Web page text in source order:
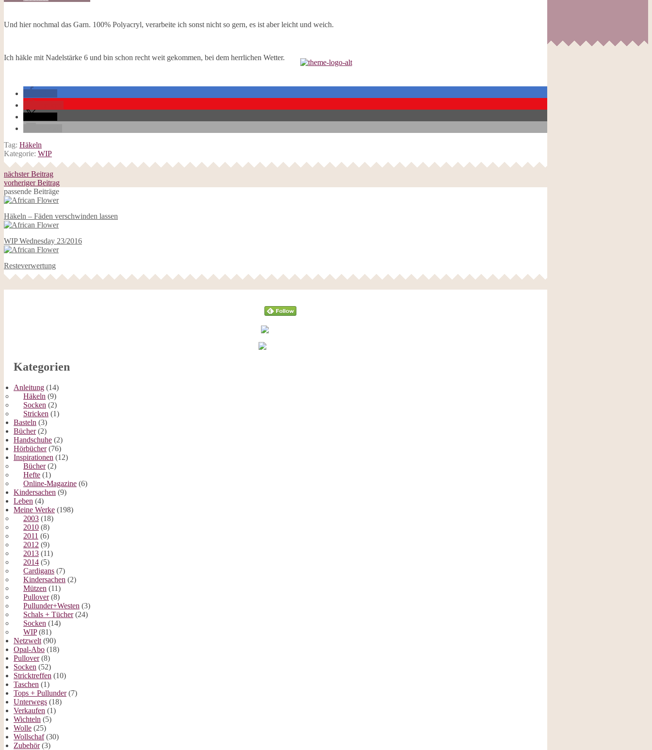
Strickblogs
Und hier nochmal das Garn. 100% Polyacryl, verarbeite ich sonst nicht so gern, es ist aber leicht und weich.
Ich häkle mit Nadelstärke 6 und bin schon recht weit gekommen, bei dem herrlichen Wetter.
Tag: Häkeln
Kategorie: WIP
nächster Beitrag
vorheriger Beitrag
passende Beiträge
Häkeln – Fäden verschwinden lassen
WIP Wednesday 23/2016
Resteverwertung
Kategorien
Anleitung (14)
Häkeln (9)
Socken (2)
Stricken (1)
Basteln (3)
Bücher(2)
Handschuhe (2)
Hörbücher(76)
Inspirationen (12)
Bücher(2)
Hefte (1)
Online-Magazine (6)
Kindersachen (9)
Leben (4)
Meine Werke (198)
2003 (18)
2010 (8)
2011 (6)
2012 (9)
2013 (11)
2014 (5)
Cardigans (7)
Kindersachen (2)
Mützen (11)
Pullover(8)
Pullunder+Westen (3)
Schals + Tücher(24)
Socken (14)
WIP(81)
Netzwelt (90)
Opal-Abo (18)
Pullover(8)
Socken (52)
Stricktreffen (10)
Taschen (1)
Tops + Pullunder(7)
Unterwegs (18)
Verkaufen (1)
Wichteln (5)
Wolle (25)
Wollschaf(30)
Zubehör(3)